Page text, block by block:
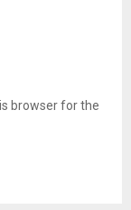
browser for the